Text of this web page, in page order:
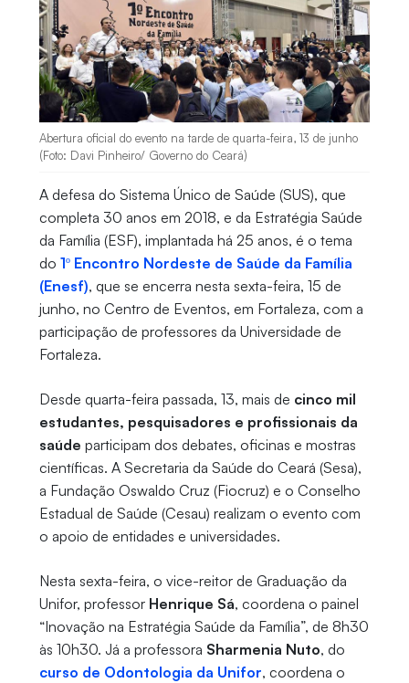
Abertura oficial do evento na tarde de quarta-feira, 13 de junho
(Foto: Davi Pinheiro/ Governo do Ceará)
A defesa do Sistema Único de Saúde (SUS), que
completa 30 anos em 2018, e da Estratégia Saúde
da Família (ESF), implantada há 25 anos, é o tema
do 1º Encontro Nordeste de Saúde da Família
(Enesf), que se encerra nesta sexta-feira, 15 de
junho, no Centro de Eventos, em Fortaleza, com a
participação de professores da Universidade de
Fortaleza.
Desde quarta-feira passada, 13, mais de cinco mil
estudantes, pesquisadores e profissionais da
saúde participam dos debates, oficinas e mostras
científicas. A Secretaria da Saúde do Ceará (Sesa),
a Fundação Oswaldo Cruz (Fiocruz) e o Conselho
Estadual de Saúde (Cesau) realizam o evento com
o apoio de entidades e universidades.
Nesta sexta-feira, o vice-reitor de Graduação da
Unifor, professor Henrique Sá, coordena o painel
“Inovação na Estratégia Saúde da Família”, de 8h30
às 10h30. Já a professora Sharmenia Nuto, do
curso de Odontologia da Unifor, coordena o